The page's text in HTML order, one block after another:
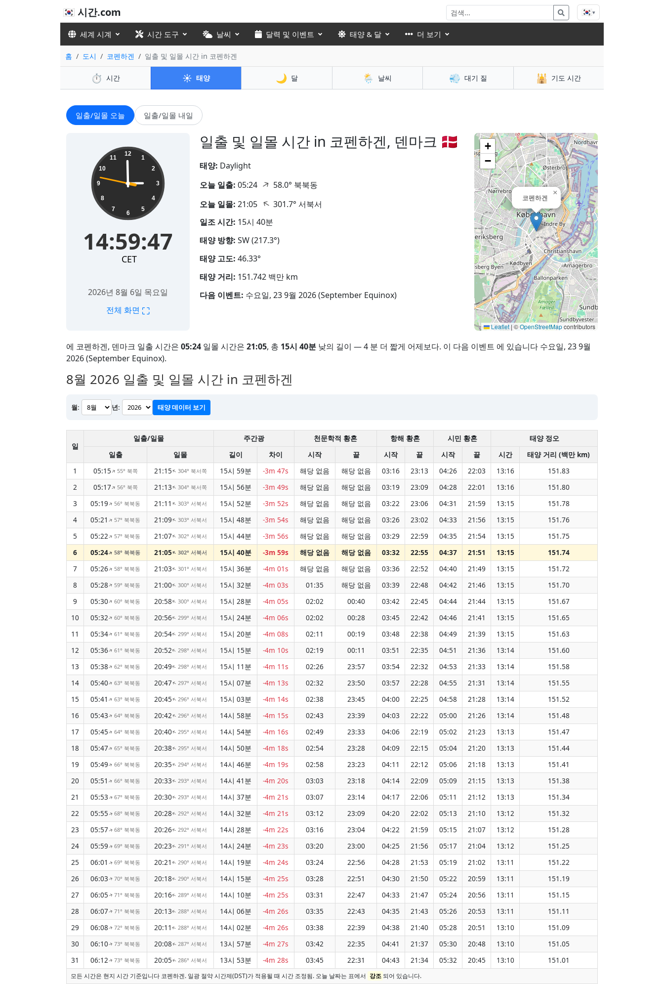
🇰🇷 시간.com 🇰🇷▾
세계 시계 시간 도구 날씨 달력 및 이벤트 태양 & 달 더 보기
홈 도시 코펜하겐 일출 및 일몰 시간 in 코펜하겐
⏱️ 시간 ☀️ 태양 🌙 달 🌦️ 날씨 💨 대기 질 🕌 기도 시간
일출/일몰 오늘 일출/일몰 내일
일출 및 일몰 시간 in 코펜하겐, 덴마크 🇩🇰
14:59:48 12
1
2
3
4
5
6
7
8
9
10
11
14:59:48
CET
2026년 8월 6일 목요일
전체 화면 ⛶
태양: Daylight
오늘 일출: 05:24 ↑ 58.0° 북북동
오늘 일몰: 21:05 ↑301.7° 서북서
일조 시간: 15시 40분
태양 방향: SW (217.3°)
태양 고도: 46.33°
태양 거리: 151.742 백만 km
다음 이벤트: 수요일, 23 9월 2026 (September Equinox)
코펜하겐
×
+
−
Leaflet | ©OpenStreetMapcontributors
에 코펜하겐, 덴마크 일출 시간은 05:24 일몰 시간은 21:05, 총 15시 40분 낮의 길이 — 4 분 더 짧게 어제보다. 이 다음 이벤트 에 있습니다 수요일, 23 9월
2026 (September Equinox).
8월 2026 일출 및 일몰 시간 in 코펜하겐
월: 년: 태양 데이터 보기
일
일출/일몰 주간광 천문학적 황혼 항해 황혼 시민 황혼
태양 정오
일출
일몰 길이 차이 시작 끝 시작 끝 시작 끝 시간
태양 거리 (백만 km)
1
05:15↑ 55° 북쪽 21:15↑ 304° 북서쪽 15시 59분 -3m 47s 해당 없음 해당 없음 03:16 23:13 04:26 22:03 13:16
151.83
2
05:17↑ 56° 북쪽 21:13↑ 304° 북서쪽 15시 56분 -3m 49s 해당 없음 해당 없음 03:19 23:09 04:28 22:01 13:16
151.80
3
05:19↑56° 북북동 21:11↑ 303° 서북서 15시 52분 -3m 52s 해당 없음 해당 없음 03:22 23:06 04:31 21:59 13:15
151.78
4
05:21↑57° 북북동 21:09↑ 303° 서북서 15시 48분 -3m 54s 해당 없음 해당 없음 03:26 23:02 04:33 21:56 13:15
151.76
5
05:22↑57° 북북동 21:07↑ 302° 서북서 15시 44분 -3m 56s 해당 없음 해당 없음 03:29 22:59 04:35 21:54 13:15
151.75
6
05:24↑58° 북북동 21:05↑ 302° 서북서 15시 40분 -3m 59s 해당 없음 해당 없음 03:32 22:55 04:37 21:51 13:15
151.74
7
05:26↑58° 북북동 21:03↑ 301° 서북서 15시 36분 -4m 01s 해당 없음 해당 없음 03:36 22:52 04:40 21:49 13:15
151.72
8
05:28↑59° 북북동 21:00↑ 300° 서북서 15시 32분 -4m 03s 01:35 해당 없음 03:39 22:48 04:42 21:46 13:15
151.70
9
05:30↑60° 북북동 20:58↑ 300° 서북서 15시 28분 -4m 05s 02:02 00:40 03:42 22:45 04:44 21:44 13:15
151.67
10
05:32↑60° 북북동 20:56↑ 299° 서북서 15시 24분 -4m 06s 02:02 00:28 03:45 22:42 04:46 21:41 13:15
151.65
11
05:34↑61° 북북동 20:54↑ 299° 서북서 15시 20분 -4m 08s 02:11 00:19 03:48 22:38 04:49 21:39 13:15
151.63
12
05:36↑61° 북북동 20:52↑ 298° 서북서 15시 15분 -4m 10s 02:19 00:11 03:51 22:35 04:51 21:36 13:14
151.60
13
05:38↑62° 북북동 20:49↑ 298° 서북서 15시 11분 -4m 11s 02:26 23:57 03:54 22:32 04:53 21:33 13:14
151.58
14
05:40↑63° 북북동 20:47↑ 297° 서북서 15시 07분 -4m 13s 02:32 23:50 03:57 22:28 04:55 21:31 13:14
151.55
15
05:41 ↑63° 북북동 20:45↑ 296° 서북서 15시 03분 -4m 14s 02:38 23:45 04:00 22:25 04:58 21:28 13:14
151.52
16
05:43↑64° 북북동 20:42↑ 296° 서북서 14시 58분 -4m 15s 02:43 23:39 04:03 22:22 05:00 21:26 13:14
151.48
17
05:45↑64° 북북동 20:40↑ 295° 서북서 14시 54분 -4m 16s 02:49 23:33 04:06 22:19 05:02 21:23 13:13
151.47
18
05:47↑65° 북북동 20:38↑ 295° 서북서 14시 50분 -4m 18s 02:54 23:28 04:09 22:15 05:04 21:20 13:13
151.44
19
05:49↑66° 북북동 20:35↑ 294° 서북서 14시 46분 -4m 19s 02:58 23:23 04:11 22:12 05:06 21:18 13:13
151.41
20
05:51 ↑66° 북북동 20:33↑ 293° 서북서 14시 41분 -4m 20s 03:03 23:18 04:14 22:09 05:09 21:15 13:13
151.38
21
05:53↑67° 북북동 20:30↑ 293° 서북서 14시 37분 -4m 21s 03:07 23:14 04:17 22:06 05:11 21:12 13:13
151.34
22
05:55↑68° 북북동 20:28↑ 292° 서북서 14시 32분 -4m 21s 03:12 23:09 04:20 22:02 05:13 21:10 13:12
151.32
23
05:57↑68° 북북동 20:26↑ 292° 서북서 14시 28분 -4m 22s 03:16 23:04 04:22 21:59 05:15 21:07 13:12
151.28
24
05:59↑69° 북북동 20:23↑ 291° 서북서 14시 24분 -4m 23s 03:20 23:00 04:25 21:56 05:17 21:04 13:12
151.25
25
06:01 ↑69° 북북동 20:21 ↑ 290° 서북서 14시 19분 -4m 24s 03:24 22:56 04:28 21:53 05:19 21:02 13:11
151.22
26
06:03↑70° 북북동 20:18↑ 290° 서북서 14시 15분 -4m 25s 03:28 22:51 04:30 21:50 05:22 20:59 13:11
151.19
27
06:05↑71° 북북동 20:16↑ 289° 서북서 14시 10분 -4m 25s 03:31 22:47 04:33 21:47 05:24 20:56 13:11
151.15
28
06:07↑71° 북북동 20:13↑ 288° 서북서 14시 06분 -4m 26s 03:35 22:43 04:35 21:43 05:26 20:53 13:11
151.11
29
06:08↑72° 북북동 20:11 ↑ 288° 서북서 14시 02분 -4m 26s 03:38 22:39 04:38 21:40 05:28 20:51 13:10
151.09
30
06:10↑73° 북북동 20:08↑ 287° 서북서 13시 57분 -4m 27s 03:42 22:35 04:41 21:37 05:30 20:48 13:10
151.05
31
06:12↑73° 북북동 20:05↑ 286° 서북서 13시 53분 -4m 28s 03:45 22:31 04:43 21:34 05:32 20:45 13:10 151.01
모든 시간은 현지 시간 기준입니다 코펜하겐. 일광 절약 시간제(DST)가 적용될 때 시간 조정됨. 오늘 날짜는 표에서 강조 되어 있습니다.